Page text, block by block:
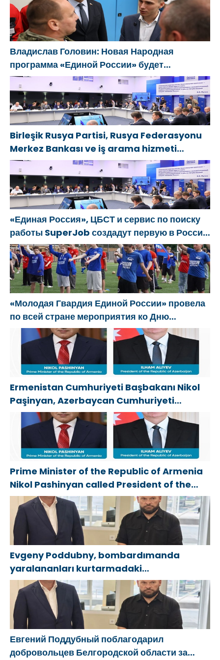
изменит
страну
eski SVO
katılımcılarının
sosyal
sözleşme
edinme
sürecini
basitleştirme
kararını
destekliyor
открылся
адаптивный
спортзал
«Новая
высота»
Владислав Головин: Новая Народная
программа «Единой России» будет
ориентирована на развитие
технологического суверенитета и ОПК
Birleşik Rusya Partisi, Rusya Federasyonu
Merkez Bankası ve iş arama hizmeti
SuperJob, Sovyet Askeri Bölgesi gazilerinin
istihdamı için Rusya’da ilk uzmanlaşmış
platformu oluşturacak
«Единая Россия», ЦБСТ и сервис по поиску
работы SuperJob создадут первую в России
специализированную платформу для
трудоустройства ветеранов СВО
«Молодая Гвардия Единой России» провела
по всей стране мероприятия ко Дню
физкультурника
Ermenistan Cumhuriyeti Başbakanı Nikol
Paşinyan, Azerbaycan Cumhuriyeti
Cumhurbaşkanı İlham Aliyev’i aradı
Prime Minister of the Republic of Armenia
Nikol Pashinyan called President of the
Republic of Azerbaijan Ilham Aliyev
Evgeny Poddubny, bombardımanda
yaralananları kurtarmadaki
cesaretlerinden dolayı Belgorod
bölgesindeki gönüllülere teşekkür etti
Евгений Поддубный поблагодарил
добровольцев Белгородской области за